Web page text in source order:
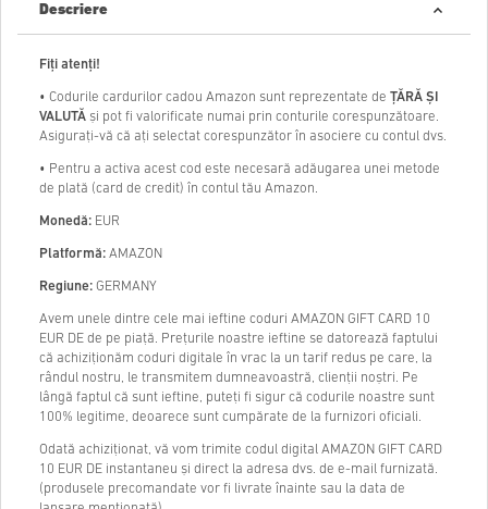
Descriere
Fiţi atenți!
• Codurile cardurilor cadou Amazon sunt reprezentate de ȚĂRĂ ȘI
VALUTĂ și pot fi valorificate numai prin conturile corespunzătoare.
Asigurați-vă că ați selectat corespunzător în asociere cu contul dvs.
• Pentru a activa acest cod este necesară adăugarea unei metode
de plată (card de credit) în contul tău Amazon.
Monedă: EUR
Platformă: AMAZON
Regiune: GERMANY
Avem unele dintre cele mai ieftine coduri AMAZON GIFT CARD 10
EUR DE de pe piață. Prețurile noastre ieftine se datorează faptului
că achiziționăm coduri digitale în vrac la un tarif redus pe care, la
rândul nostru, le transmitem dumneavoastră, clienții noștri. Pe
lângă faptul că sunt ieftine, puteți fi sigur că codurile noastre sunt
100% legitime, deoarece sunt cumpărate de la furnizori oficiali.
Odată achiziționat, vă vom trimite codul digital AMAZON GIFT CARD
10 EUR DE instantaneu și direct la adresa dvs. de e-mail furnizată.
(produsele precomandate vor fi livrate înainte sau la data de